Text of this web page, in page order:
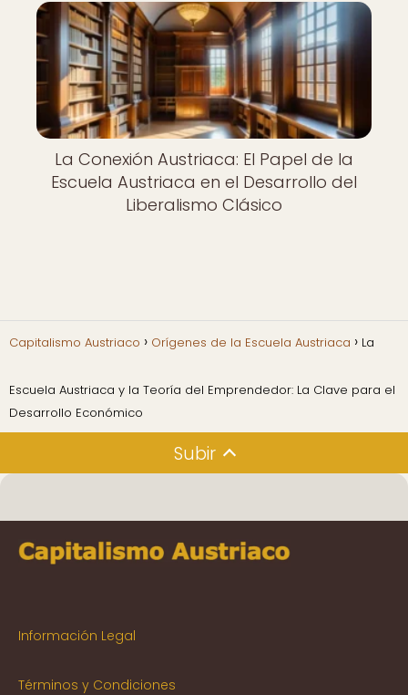
La Conexión Austriaca: El Papel de la
Escuela Austriaca en el Desarrollo del
Liberalismo Clásico
Capitalismo Austriaco Orígenes de la Escuela Austriaca La
Escuela Austriaca y la Teoría del Emprendedor: La Clave para el
Desarrollo Económico
Subir
Información Legal
Términos y Condiciones